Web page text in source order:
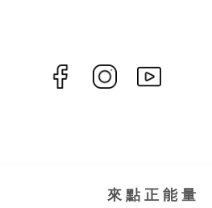
來點正能量